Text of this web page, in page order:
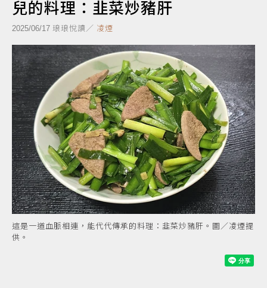
兒的料理：韭菜炒豬肝
2025/06/17 琅琅悅讀／ 凌煙
這是一道血脈相連，能代代傳承的料理：韭菜炒豬肝。圖／凌煙提
供。